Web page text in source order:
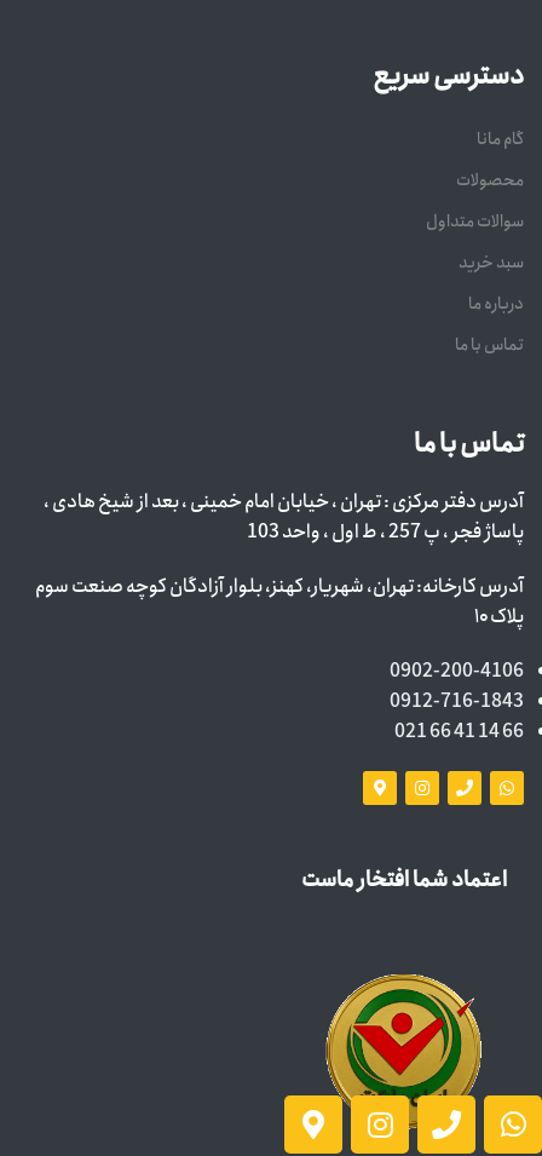
دسترسی سریع
گام مانا
محصولات
سوالات متداول
سبد خرید
درباره ما
تماس با ما
تماس با ما
آدرس دفتر مرکزی : تهران ، خیابان امام خمینی ، بعد از شیخ هادی ،
پاساژ فجر ، پ 257 ، ط اول ، واحد 103
آدرس کارخانه: تهران، شهریار، کهنز، بلوار آزادگان کوچه صنعت سوم
پلاک ۱۰
0902-200-4106
0912-716-1843
66 14 41 66 021
اعتماد شما افتخار ماست